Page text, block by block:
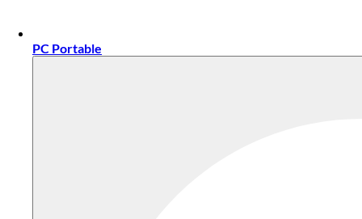
PC Portable